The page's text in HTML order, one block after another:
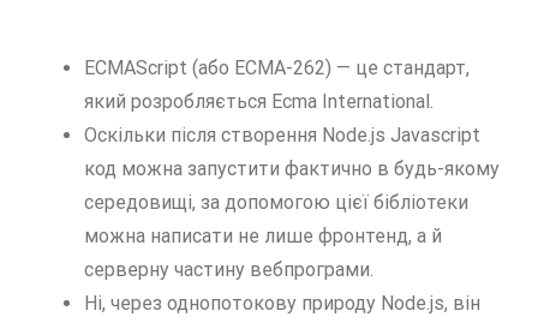
ECMAScript (або ECMA-262) — це стандарт,
який розробляється Ecma International.
Оскільки після створення Node.js Javascript
код можна запустити фактично в будь-якому
середовищі, за допомогою цієї бібліотеки
можна написати не лише фронтенд, а й
серверну частину вебпрограми.
Ні, через однопотокову природу Node.js, він